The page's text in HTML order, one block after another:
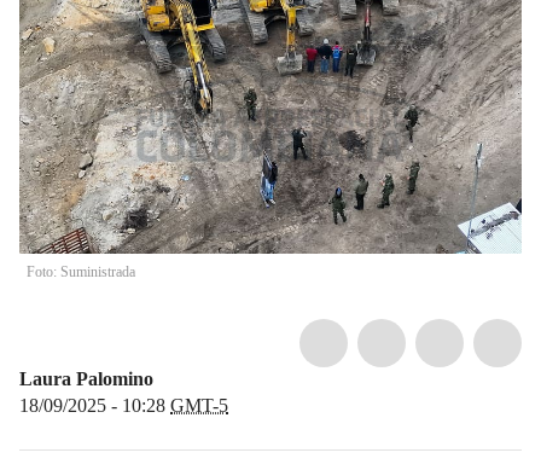
Foto: Suministrada
Laura Palomino
18/09/2025 - 10:28 GMT-5